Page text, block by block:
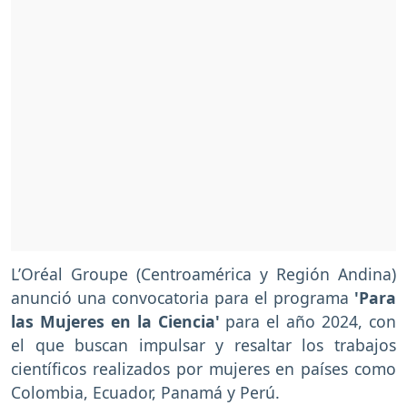
L’Oréal Groupe (Centroamérica y Región Andina)
anunció una convocatoria para el programa 'Para
las Mujeres en la Ciencia' para el año 2024, con
el que buscan impulsar y resaltar los trabajos
científicos realizados por mujeres en países como
Colombia, Ecuador, Panamá y Perú.